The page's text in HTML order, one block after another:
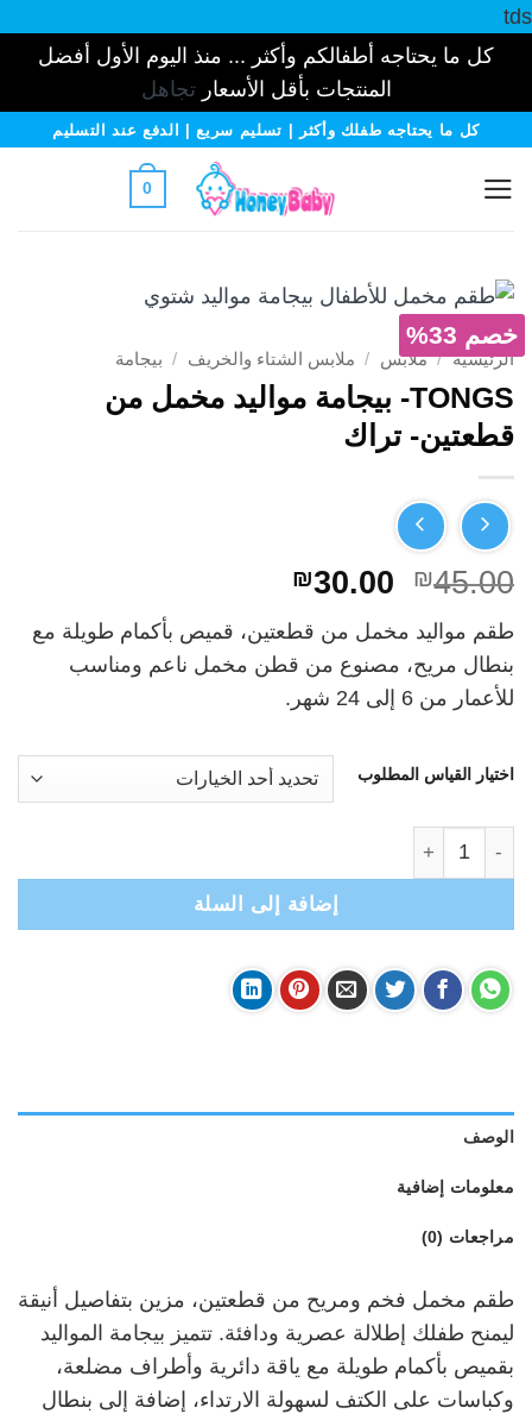
tds
كل ما يحتاجه أطفالكم وأكثر ... منذ اليوم الأول أفضل
المنتجات بأقل الأسعارتجاهل
تخطيكل ما يحتاجه طفلك وأكثر | تسليم سريع | الدفع عند التسليم
0
خصم 33%
الرئيسية / ملابس / ملابس الشتاء والخريف / بيجامة
TONGS- بيجامة مواليد مخمل من
قطعتين- تراك
₪45.00
السعر
الأصلي
هو:
₪45.00.
₪30.00 السعر
الحالي
هو:
₪30.00.
طقم مواليد مخمل من قطعتين، قميص بأكمام طويلة مع
بنطال مريح، مصنوع من قطن مخمل ناعم ومناسب
للأعمار من 6 إلى 24 شهر.
اختيار القياس المطلوب
إضافة إلى السلة
الوصف
معلومات إضافية
مراجعات (0)
طقم مخمل فخم ومريح من قطعتين، مزين بتفاصيل أنيقة
ليمنح طفلك إطلالة عصرية ودافئة. تتميز بيجامة المواليد
بقميص بأكمام طويلة مع ياقة دائرية وأطراف مضلعة،
وكباسات على الكتف لسهولة الارتداء، إضافة إلى بنطال